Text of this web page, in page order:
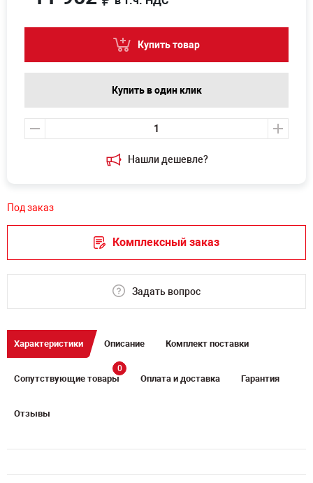
Нашли дешевле?
Купить товар
Купить в один клик
Под заказ
Комплексный заказ
Задать вопрос
Характеристики Описание Комплект поставки
Сопутствующие товары
0
Оплата и доставка Гарантия
Отзывы